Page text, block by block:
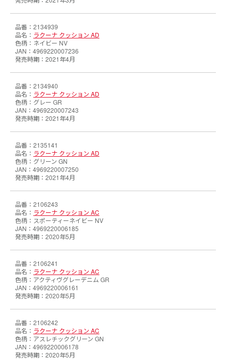
2134939
ラクーナ クッション AD
ネイビー NV
4969220007236
2021年4月
2134940
ラクーナ クッション AD
グレー GR
4969220007243
2021年4月
2135141
ラクーナ クッション AD
グリーン GN
4969220007250
2021年4月
2106243
ラクーナ クッション AC
スポーティーネイビー NV
4969220006185
2020年5月
2106241
ラクーナ クッション AC
アクティヴグレーデニム GR
4969220006161
2020年5月
2106242
ラクーナ クッション AC
アスレチックグリーン GN
4969220006178
2020年5月